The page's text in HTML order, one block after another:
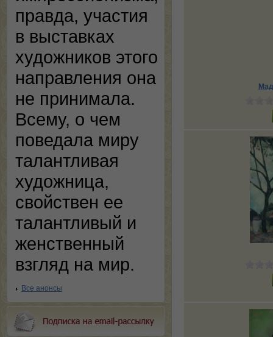
правда, участия
в выставках
художников этого
направления она
не принимала.
Всему, о чем
поведала миру
талантливая
художница,
свойствен ее
талантливый и
женственный
взгляд на мир.
Все анонсы